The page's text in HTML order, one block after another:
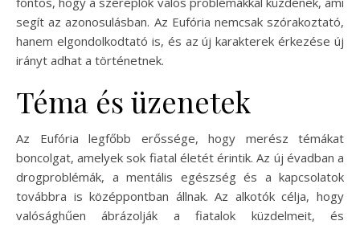
segít az azonosulásban. Az Eufória nemcsak szórakoztató,
hanem elgondolkodtató is, és az új karakterek érkezése új
irányt adhat a történetnek.
Téma és üzenetek
Az Eufória legfőbb erőssége, hogy merész témákat
boncolgat, amelyek sok fiatal életét érintik. Az új évadban a
drogproblémák, a mentális egészség és a kapcsolatok
továbbra is középpontban állnak. Az alkotók célja, hogy
valósághűen ábrázolják a fiatalok küzdelmeit, és